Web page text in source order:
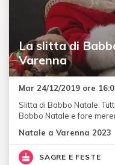
La slitta di
Varenna
Mar 24/12/2019 ore
Slitta di Babbo Natale.
Babbo Natale e fare
Natale a Varenna 2023
SAGRE E FESTE